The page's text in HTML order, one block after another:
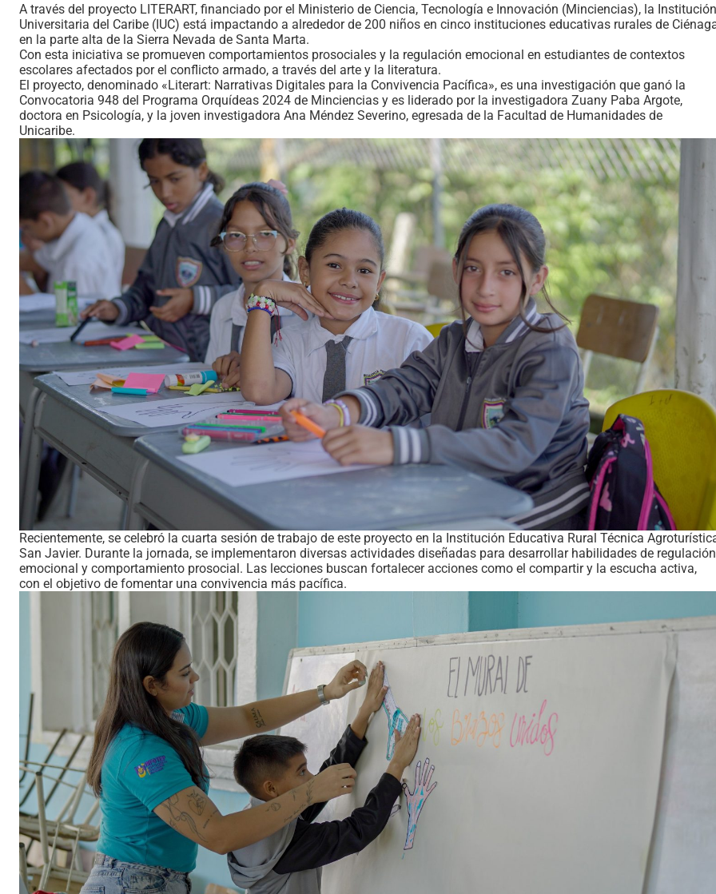
A través del proyecto LITERART, financiado por el Ministerio de Ciencia, Tecnología e Innovación (Minciencias), la Institución
Universitaria del Caribe (IUC) está impactando a alrededor de 200 niños en cinco instituciones educativas rurales de
en la parte alta de la Sierra Nevada de Santa Marta.
Con esta iniciativa se promueven comportamientos prosociales y la regulación emocional en estudiantes de contextos
escolares afectados por el conflicto armado, a través del arte y la literatura.
El proyecto, denominado «Literart: Narrativas Digitales para la Convivencia Pacífica», es una investigación que ganó la
Convocatoria 948 del Programa Orquídeas 2024 de Minciencias y es liderado por la investigadora Zuany Paba Argote,
doctora en Psicología, y la joven investigadora Ana Méndez Severino, egresada de la Facultad de Humanidades de
Unicaribe.
Recientemente, se celebró la cuarta sesión de trabajo de este proyecto en la Institución Educativa Rural Técnica
San Javier. Durante la jornada, se implementaron diversas actividades diseñadas para desarrollar habilidades de regulación
emocional y comportamiento prosocial. Las lecciones buscan fortalecer acciones como el compartir y la escucha activa,
con el objetivo de fomentar una convivencia más pacífica.